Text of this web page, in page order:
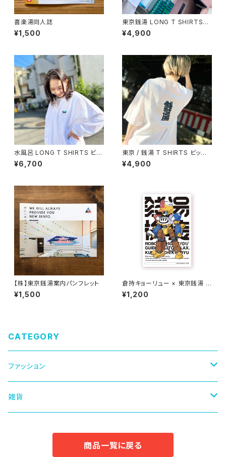
喜楽湯同人誌
¥1,500
東京銭湯 LONG T SHIRTS【F
RONT / PINK】ビックシルエッ
ト
¥4,900
水風呂 LONG T SHIRTS ビッ
クシルエット
¥6,700
東京 / 銭湯 T SHIRTS ビック
シルエット
¥4,900
【株】東京銭湯案内パンフレット
¥1,500
倉持キョーリュー × 東京銭湯 S
TICKER SET
¥1,200
CATEGORY
ファッション
キャップ
雑貨
商品一覧に戻る